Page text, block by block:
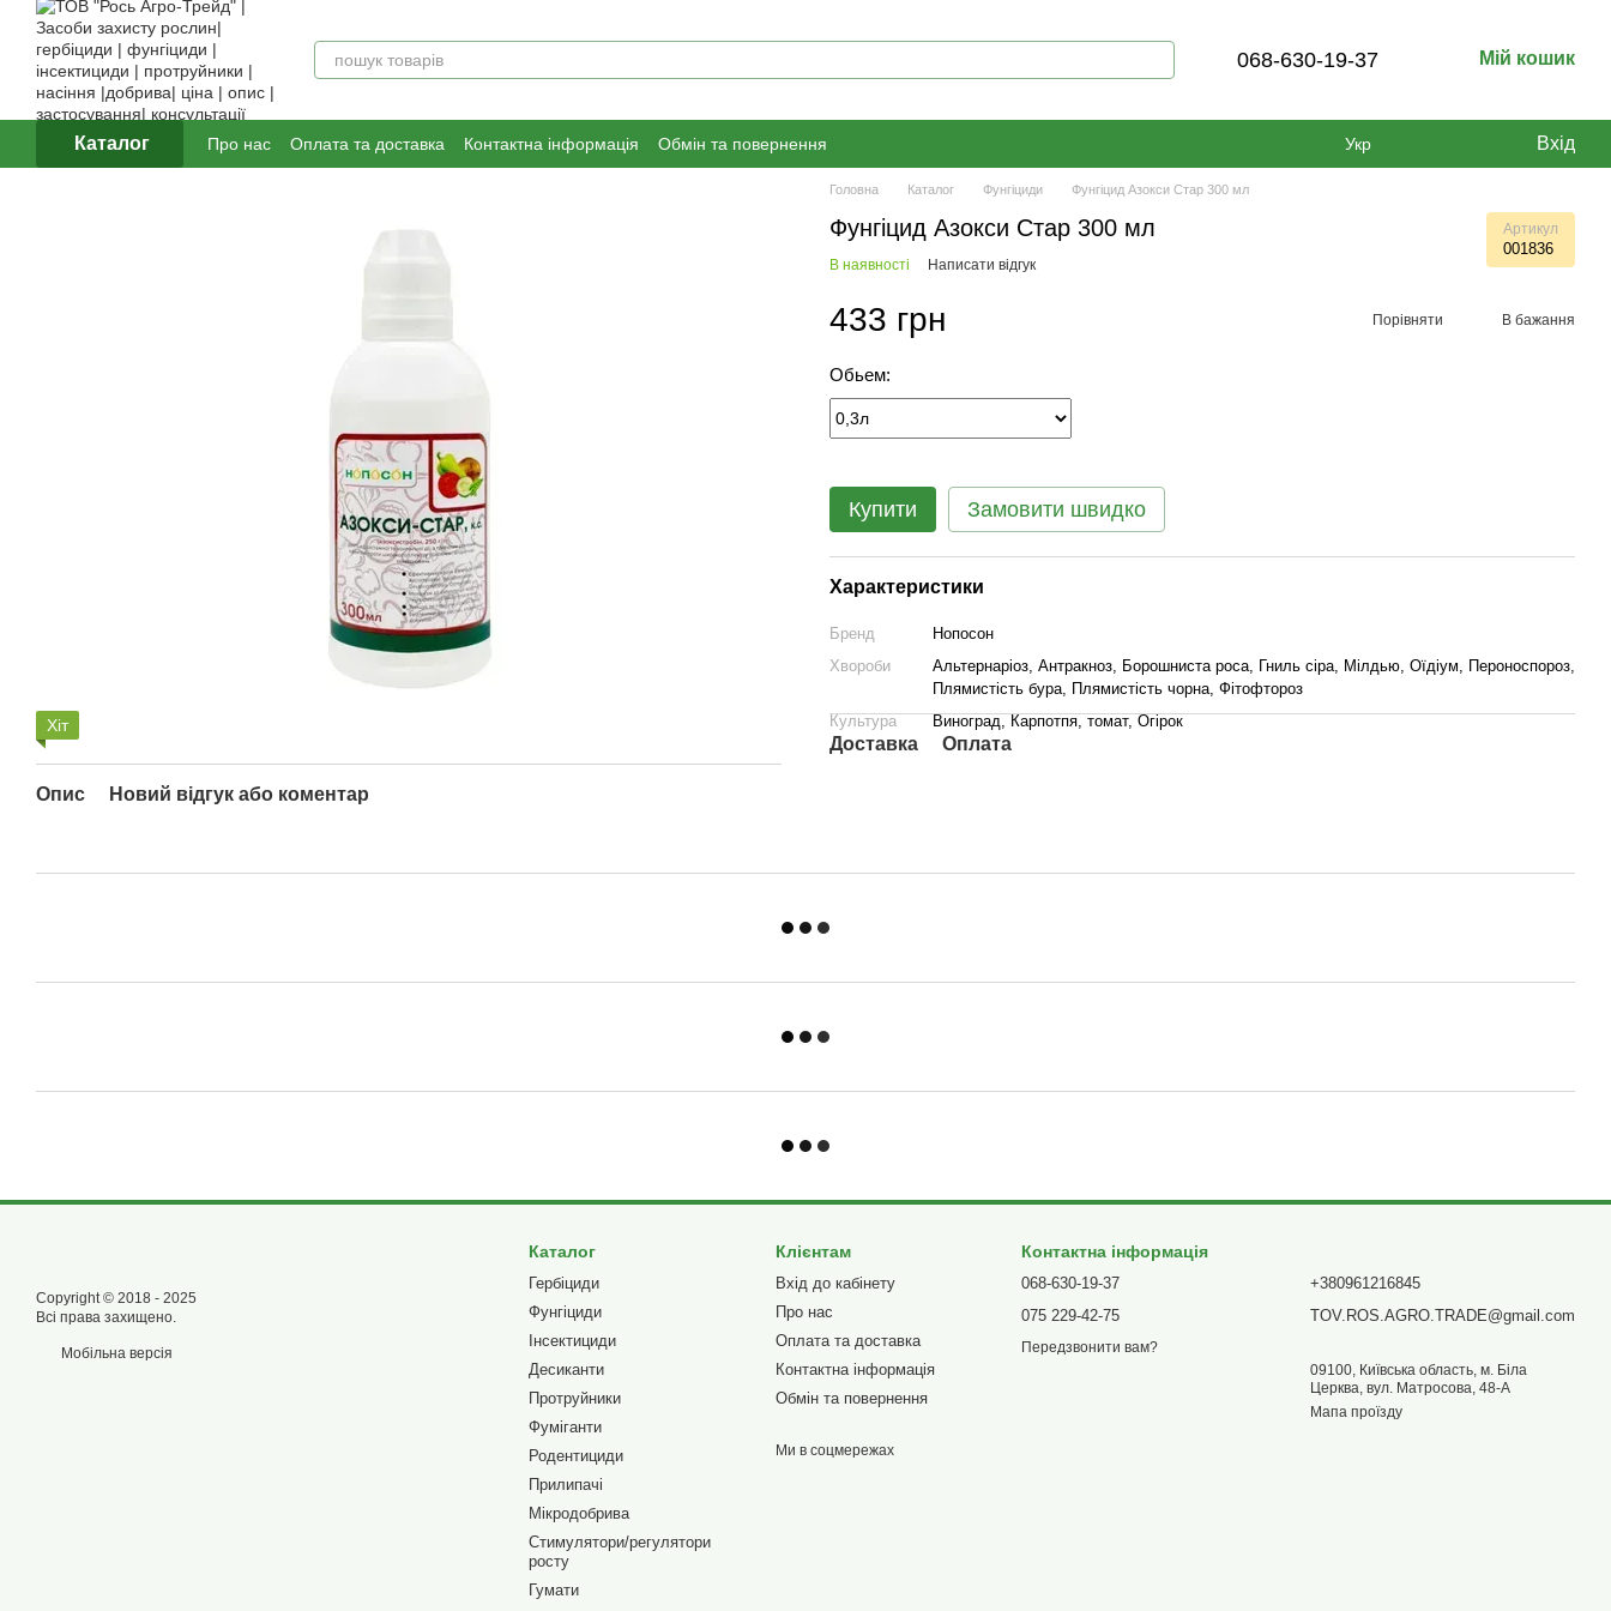
Перейти до основного контенту
068-630-19-37 Мій кошик
Каталог Про нас Оплата та доставка Контактна інформація Обмін та повернення Укр Вхід
Хіт
Опис Новий відгук або коментар
Головна Каталог Фунгіциди Фунгіцид Азокси Стар 300 мл
Фунгіцид Азокси Стар 300 мл Артикул
001836
В наявності Написати відгук
433 грн Порівняти В бажання
Обьем:
Купити Замовити швидко
Характеристики
Бренд
Нопосон
Хвороби
Альтернаріоз, Антракноз, Борошниста роса, Гниль сіра, Мілдью, Оїдіум, Пероноспороз,
Плямистість бура, Плямистість чорна, Фітофтороз
Культура
Виноград, Карпотпя, томат, Огірок
Доставка Оплата
Copyright © 2018 - 2025
Всі права захищено.
Мобільна версія
Каталог
Гербіциди
Фунгіциди
Інсектициди
Десиканти
Протруйники
Фуміганти
Родентициди
Прилипачі
Мікродобрива
Стимулятори/регулятори
росту
Гумати
Клієнтам
Вхід до кабінету
Про нас
Оплата та доставка
Контактна інформація
Обмін та повернення
Ми в соцмережах
Контактна інформація
068-630-19-37
075 229-42-75
Передзвонити вам?
+380961216845
TOV.ROS.AGRO.TRADE@gmail.com
09100, Київська область, м. Біла
Церква, вул. Матросова, 48-А
Мапа проїзду